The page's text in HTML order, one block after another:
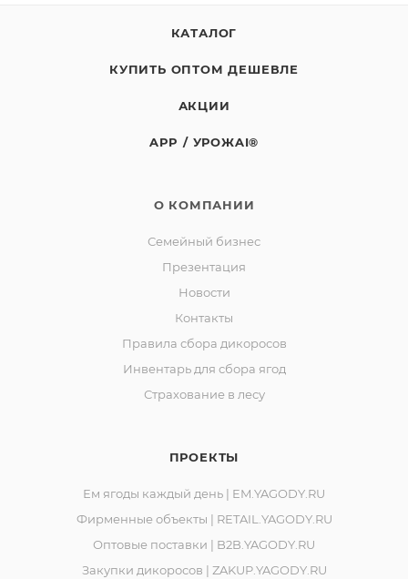
188523, РФ, Ленинградская обл., Ломоносовский р-
он, д. Лопухинка, ул. Советская, д. 1, корп. А, пом. 2.
Карелия, город Костомукша, шоссе Горняков, район
КАТАЛОГ
КУПИТЬ ОПТОМ ДЕШЕВЛЕ
АКЦИИ
APP / УРОЖAI®
О КОМПАНИИ
Семейный бизнес
Презентация
Новости
Контакты
Правила сбора дикоросов
Инвентарь для сбора ягод
Страхование в лесу
ПРОЕКТЫ
Ем ягоды каждый день | EM.YAGODY.RU
Фирменные объекты | RETAIL.YAGODY.RU
Оптовые поставки | B2B.YAGODY.RU
Закупки дикоросов | ZAKUP.YAGODY.RU